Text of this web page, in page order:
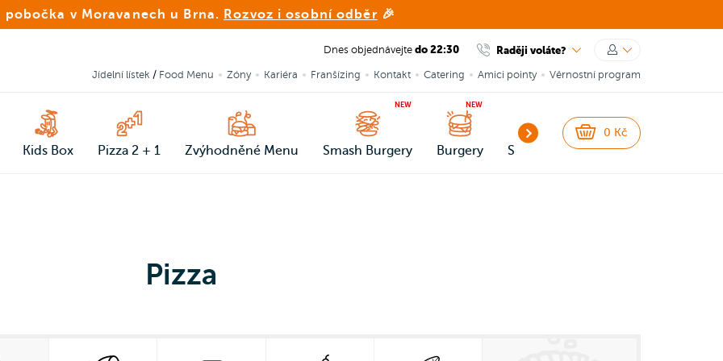
pobočka v Moravanech u Brna. Rozvoz i osobní odběr 🎉
Dnes objednávejte do 22:30 Raději voláte?
Jídelní lístek / Food Menu Zóny Kariéra Franšízing Kontakt Catering Amici pointy Věrnostní program
Kids Box Pizza 2 + 1 Zvýhodněné Menu Smash Burgery
NEW
Burgery
NEW
Snacks Přílohy a omáčky
0 Kč
Pizza